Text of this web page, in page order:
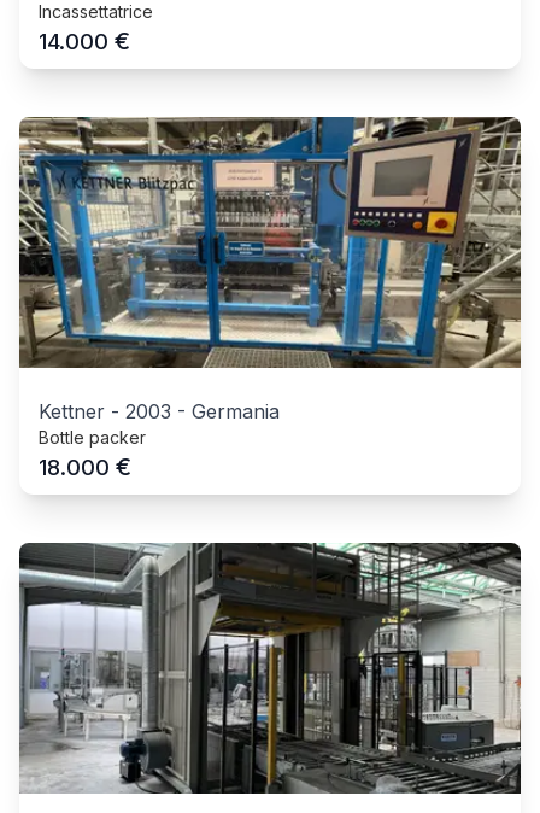
Incassettatrice
14.000 €
Kettner - 2003 - Germania
Bottle packer
18.000 €